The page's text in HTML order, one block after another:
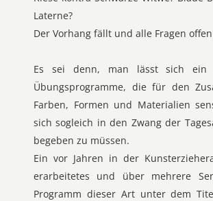
Laterne?
Der Vorhang fällt und alle Fragen
Es sei denn, man lässt sich ein
Übungsprogramme, die für den
Farben, Formen und Materialien
sich sogleich in den Zwang der
begeben zu müssen.
Ein vor Jahren in der
erarbeitetes und über mehrere
Programm dieser Art unter dem